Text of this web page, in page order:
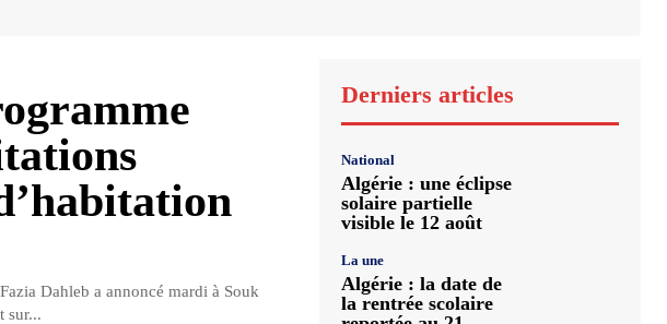
Dahleb a annoncé mardi à Souk
sur...
Derniers articles
National
Algérie : une éclipse
solaire partielle
visible le 12 août
La une
Algérie : la date de
la rentrée scolaire